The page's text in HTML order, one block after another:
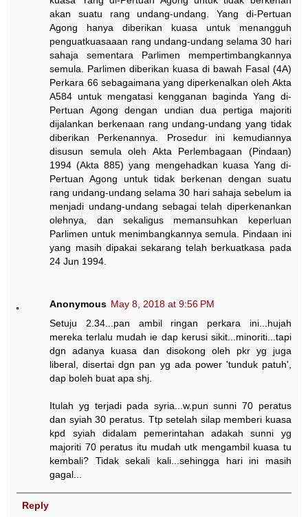
akan suatu rang undang-undang. Yang di-Pertuan
Agong hanya diberikan kuasa untuk menangguh
penguatkuasaaan rang undang-undang selama 30 hari
sahaja sementara Parlimen mempertimbangkannya
semula. Parlimen diberikan kuasa di bawah Fasal (4A)
Perkara 66 sebagaimana yang diperkenalkan oleh Akta
A584 untuk mengatasi kengganan baginda Yang di-
Pertuan Agong dengan undian dua pertiga majoriti
dijalankan berkenaan rang undang-undang yang tidak
diberikan Perkenannya. Prosedur ini kemudiannya
disusun semula oleh Akta Perlembagaan (Pindaan)
1994 (Akta 885) yang mengehadkan kuasa Yang di-
Pertuan Agong untuk tidak berkenan dengan suatu
rang undang-undang selama 30 hari sahaja sebelum ia
menjadi undang-undang sebagai telah diperkenankan
olehnya, dan sekaligus memansuhkan keperluan
Parlimen untuk menimbangkannya semula. Pindaan ini
yang masih dipakai sekarang telah berkuatkasa pada
24 Jun 1994.
Anonymous May 8, 2018 at 9:56 PM
Setuju 2.34...pan ambil ringan perkara ini...hujah
mereka terlalu mudah ie dap kerusi sikit...minoriti...tapi
dgn adanya kuasa dan disokong oleh pkr yg juga
liberal, disertai dgn pan yg ada power 'tunduk patuh',
dap boleh buat apa shj.
Itulah yg terjadi pada syria...w.pun sunni 70 peratus
dan syiah 30 peratus. Ttp setelah silap memberi kuasa
kpd syiah didalam pemerintahan adakah sunni yg
majoriti 70 peratus itu mudah utk mengambil kuasa tu
kembali? Tidak sekali kali...sehingga hari ini masih
gagal...
Reply